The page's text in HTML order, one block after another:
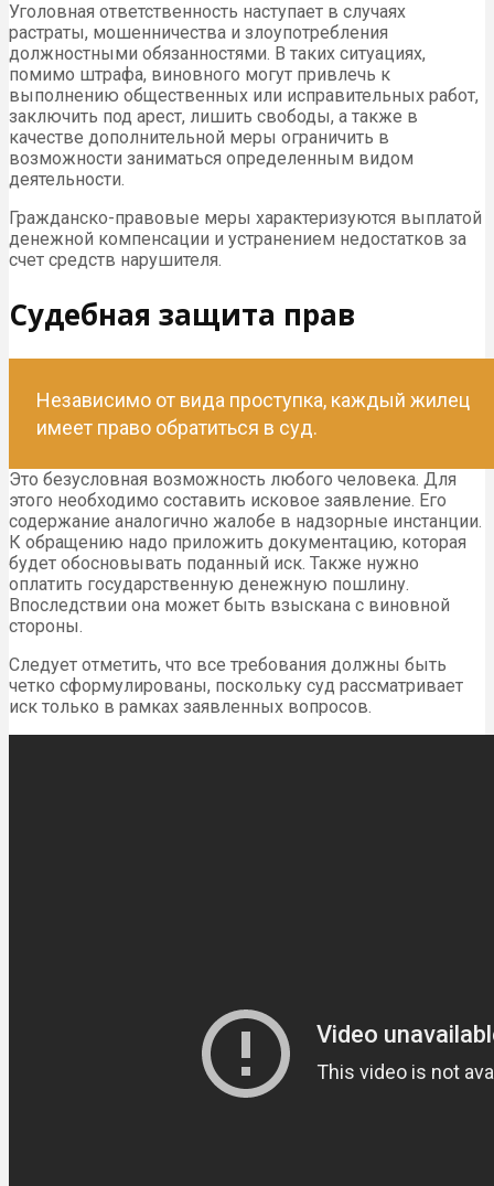
Уголовная ответственность наступает в случаях
растраты, мошенничества и злоупотребления
должностными обязанностями. В таких ситуациях,
помимо штрафа, виновного могут привлечь к
выполнению общественных или исправительных работ,
заключить под арест, лишить свободы, а также в
качестве дополнительной меры ограничить в
возможности заниматься определенным видом
деятельности.
Гражданско-правовые меры характеризуются выплатой
денежной компенсации и устранением недостатков за
счет средств нарушителя.
Судебная защита прав
Независимо от вида проступка, каждый жилец
имеет право обратиться в суд.
Это безусловная возможность любого человека. Для
этого необходимо составить исковое заявление. Его
содержание аналогично жалобе в надзорные инстанции.
К обращению надо приложить документацию, которая
будет обосновывать поданный иск. Также нужно
оплатить государственную денежную пошлину.
Впоследствии она может быть взыскана с виновной
стороны.
Следует отметить, что все требования должны быть
четко сформулированы, поскольку суд рассматривает
иск только в рамках заявленных вопросов.